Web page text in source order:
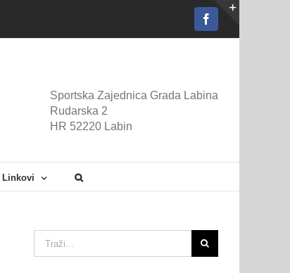
Facebook
Sportska Zajednica Grada Labina
Rudarska 2
HR 52220 Labin
Linkovi